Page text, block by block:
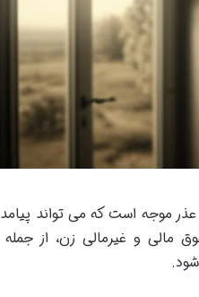
موجه است که می تواند
مالی و غیرمالی زن، از